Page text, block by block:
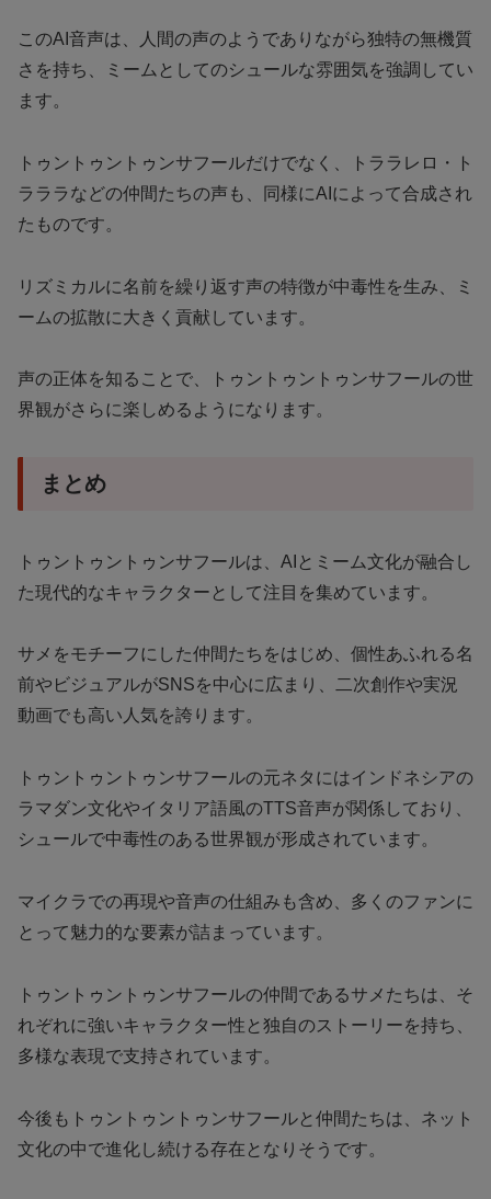
このAI音声は、人間の声のようでありながら独特の無機質
さを持ち、ミームとしてのシュールな雰囲気を強調してい
ます。
トゥントゥントゥンサフールだけでなく、トララレロ・ト
ラララなどの仲間たちの声も、同様にAIによって合成され
たものです。
リズミカルに名前を繰り返す声の特徴が中毒性を生み、ミ
ームの拡散に大きく貢献しています。
声の正体を知ることで、トゥントゥントゥンサフールの世
界観がさらに楽しめるようになります。
まとめ
トゥントゥントゥンサフールは、AIとミーム文化が融合し
た現代的なキャラクターとして注目を集めています。
サメをモチーフにした仲間たちをはじめ、個性あふれる名
前やビジュアルがSNSを中心に広まり、二次創作や実況
動画でも高い人気を誇ります。
トゥントゥントゥンサフールの元ネタにはインドネシアの
ラマダン文化やイタリア語風のTTS音声が関係しており、
シュールで中毒性のある世界観が形成されています。
マイクラでの再現や音声の仕組みも含め、多くのファンに
とって魅力的な要素が詰まっています。
トゥントゥントゥンサフールの仲間であるサメたちは、そ
れぞれに強いキャラクター性と独自のストーリーを持ち、
多様な表現で支持されています。
今後もトゥントゥントゥンサフールと仲間たちは、ネット
文化の中で進化し続ける存在となりそうです。